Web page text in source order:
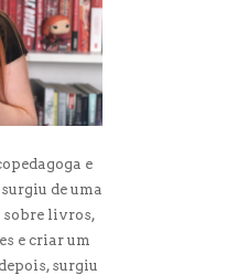
e
de uma
livros,
e criar um
surgiu